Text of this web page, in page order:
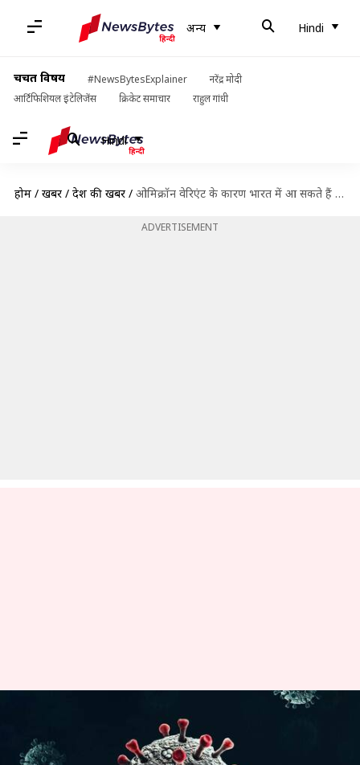
अन्य Hindi
चर्चित विषय #NewsBytesExplainer
नरेंद्र मोदी
आर्टिफिशियल इंटेलिजेंस
क्रिकेट समाचार राहुल गांधी
Hindi
होम / खबरें / देश की खबरें / ओमिक्रॉन वेरिएंट के कारण भारत में आ सकते हैं डेल्टा लहर जितने मामले- विशेषज्ञ
ADVERTISEMENT
ओमिक्रॉन वेरिएंट के कारण भारत में आ
सकते हैं डेल्टा लहर जितने मामले-
विशेषज्ञ